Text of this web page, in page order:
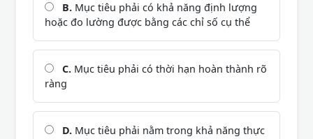
B. Mục tiêu phải có khả năng định lượng
hoặc đo lường được bằng các chỉ số cụ thể
C. Mục tiêu phải có thời hạn hoàn thành rõ
ràng
D. Mục tiêu phải nằm trong khả năng thực